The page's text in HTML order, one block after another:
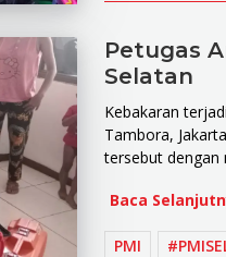
Petugas
Selatan
Kebakaran
Tambora,
tersebut dengan
Baca
PMI